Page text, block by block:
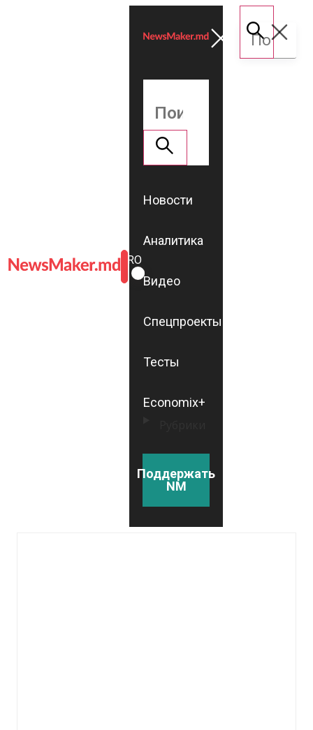
ROMÂNĂ
RU
Новости
Аналитика
Видео
Спецпроекты
Тесты
Economix+
Поддержать
NM